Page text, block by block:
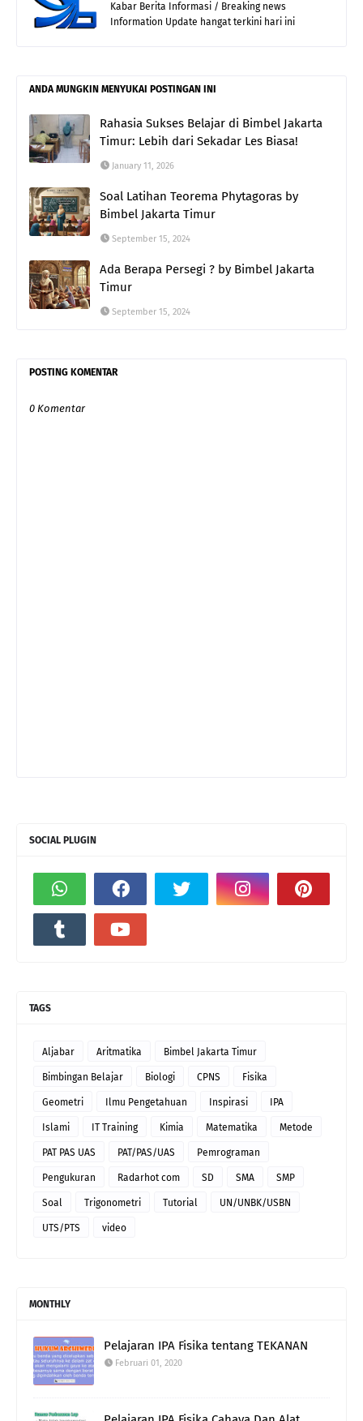
Kabar Berita Informasi / Breaking news
Information Update hangat terkini hari ini
ANDA MUNGKIN MENYUKAI POSTINGAN INI
Rahasia Sukses Belajar di Bimbel Jakarta
Timur: Lebih dari Sekadar Les Biasa!
January 11, 2026
Soal Latihan Teorema Phytagoras by
Bimbel Jakarta Timur
September 15, 2024
Ada Berapa Persegi ? by Bimbel Jakarta
Timur
September 15, 2024
POSTING KOMENTAR
0 Komentar
SOCIAL PLUGIN
TAGS
Aljabar Aritmatika Bimbel Jakarta Timur
Bimbingan Belajar Biologi CPNS Fisika
Geometri Ilmu Pengetahuan Inspirasi IPA
Islami IT Training Kimia Matematika Metode
PAT PAS UAS PAT/PAS/UAS Pemrograman
Pengukuran Radarhot com SD SMA SMP
Soal Trigonometri Tutorial UN/UNBK/USBN
UTS/PTS video
MONTHLY
Pelajaran IPA Fisika tentang TEKANAN
Februari 01, 2020